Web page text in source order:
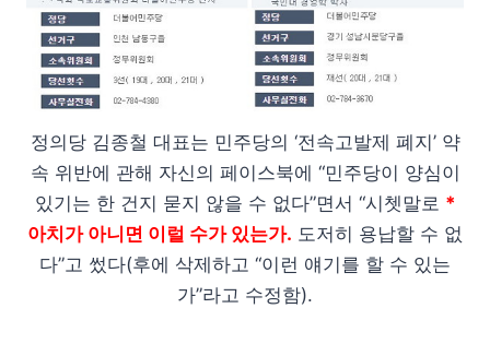
정의당 김종철 대표는 민주당의 ‘전속고발제 폐지’ 약
속 위반에 관해 자신의 페이스북에 “민주당이 양심이
있기는 한 건지 묻지 않을 수 없다”면서 “시쳇말로 *
아치가 아니면 이럴 수가 있는가. 도저히 용납할 수 없
다”고 썼다(후에 삭제하고 “이런 얘기를 할 수 있는
가”라고 수정함).